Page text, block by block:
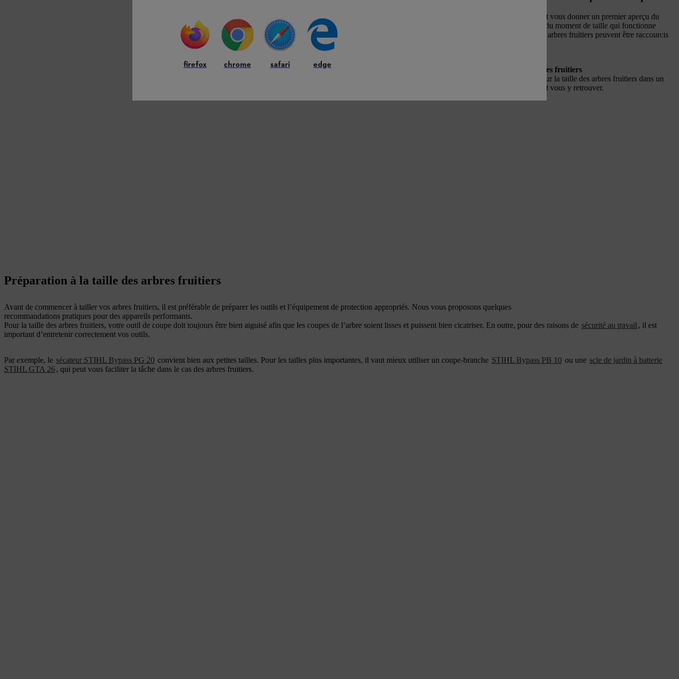
Le calendrier de taille pour arbres fruitiers doit vous donner un premier aperçu du
moment idéal pour tailler vos arbres fruitiers, du moment de taille qui fonctionne
comme deuxième option et du moment où les arbres fruitiers peuvent être raccourcis
Télécharger le calendrier de taille des arbres fruitiers
Nous avons rassemblé les mois importants pour la taille des arbres fruitiers dans un
tableau PDF afin que vous puissiez facilement vous y retrouver.
Préparation à la taille des arbres fruitiers
Avant de commencer à tailler vos arbres fruitiers, il est préférable de préparer les outils et l’équipement de protection appropriés. Nous vous proposons quelques
recommandations pratiques pour des appareils performants.
Pour la taille des arbres fruitiers, votre outil de coupe doit toujours être bien aiguisé afin que les coupes de l’arbre soient lisses et puissent bien cicatriser. En outre, pour des raisons de sécurité au travail , il est
important d’entretenir correctement vos outils.
Par exemple, le sécateur STIHL Bypass PG 20 convient bien aux petites tailles. Pour les tailles plus importantes, il vaut mieux utiliser un coupe-branche STIHL Bypass PB 10 ou une scie de jardin à batterie
STIHL GTA 26, qui peut vous faciliter la tâche dans le cas des arbres fruitiers.
firefox chrome safari edge